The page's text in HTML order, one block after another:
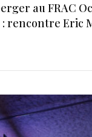
au FRAC
rencontre Eric